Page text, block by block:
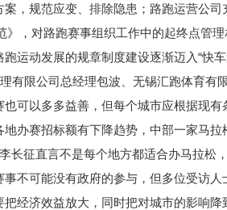
，规范应变、排除隐患；路跑运营公
，对路跑赛事组织工作中的起终点管理
动发展的规章制度建设逐渐迈入“快车
限公司总经理包波、无锡汇跑体育有
可以多多益善，但每个城市应根据现有
赛招标额有下降趋势，中部一家马拉
长征直言不是每个地方都适合办马拉松
可能没有政府的参与，但多位受访人
经济效益放大，同时把对城市的影响